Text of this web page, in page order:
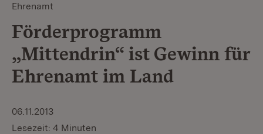
Ehrenamt
Förderprogramm
„Mittendrin“ ist Gewinn für
Ehrenamt im Land
06.11.2013
Lesezeit: 4 Minuten